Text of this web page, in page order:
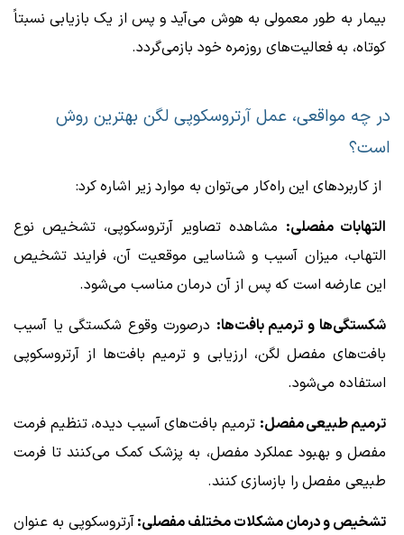
بیمار به طور معمولی به هوش می‌آید و پس از یک بازیابی نسبتاً
کوتاه، به فعالیت‌های روزمره خود بازمی‌گردد.
در چه مواقعی، عمل آرتروسکوپی لگن بهترین روش
است؟
از کاربردهای این راه‌کار می‌توان به موارد زیر اشاره کرد:
التهابات مفصلی: مشاهده تصاویر آرتروسکوپی، تشخیص نوع
التهاب، میزان آسیب و شناسایی موقعیت آن، فرایند تشخیص
این عارضه است که پس از آن درمان مناسب می‌شود.
شکستگی‌ها و ترمیم بافت‌ها: درصورت وقوع شکستگی‌ یا آسیب
بافت‌های مفصل لگن، ارزیابی و ترمیم بافت‌ها از آرتروسکوپی
استفاده می‌شود.
ترمیم طبیعی مفصل: ترمیم بافت‌های آسیب دیده، تنظیم فرمت
مفصل و بهبود عملکرد مفصل، به پزشک کمک می‌کنند تا فرمت
طبیعی مفصل را بازسازی کنند.
تشخیص و درمان مشکلات مختلف مفصلی:آرتروسکوپی به عنوان